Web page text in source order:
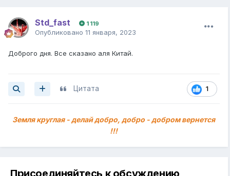
Std_fast 1 119
Опубликовано 11 января, 2023
Доброго дня. Все сказано аля Китай.
1
Цитата
Земля круглая - делай добро, добро - добром вернется
!!!